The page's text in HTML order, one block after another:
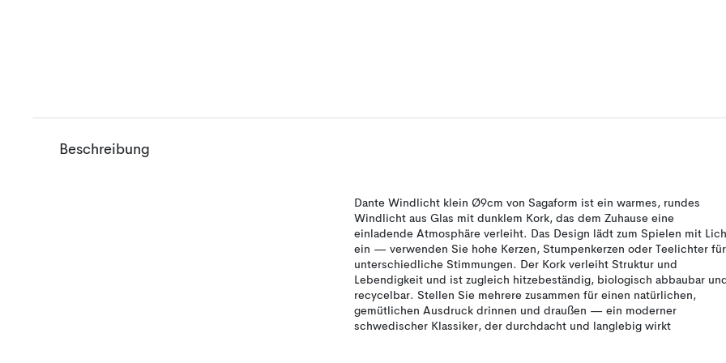
Beschreibung
Dante Windlicht klein Ø9cm von Sagaform ist ein warmes, rundes
Windlicht aus Glas mit dunklem Kork, das dem Zuhause eine
einladende Atmosphäre verleiht. Das Design lädt zum Spielen mit
ein — verwenden Sie hohe Kerzen, Stumpenkerzen oder Teelichter für
unterschiedliche Stimmungen. Der Kork verleiht Struktur und
Lebendigkeit und ist zugleich hitzebeständig, biologisch abbaubar
recycelbar. Stellen Sie mehrere zusammen für einen natürlichen,
gemütlichen Ausdruck drinnen und draußen — ein moderner
schwedischer Klassiker, der durchdacht und langlebig wirkt